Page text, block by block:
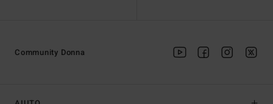
Community Donna